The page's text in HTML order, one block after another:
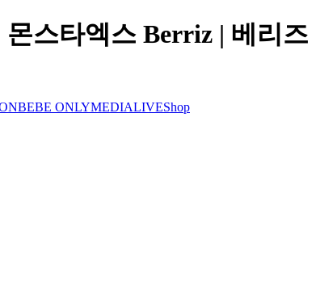
스타엑스 Berriz | 베리즈
ONLYMEDIALIVEShop